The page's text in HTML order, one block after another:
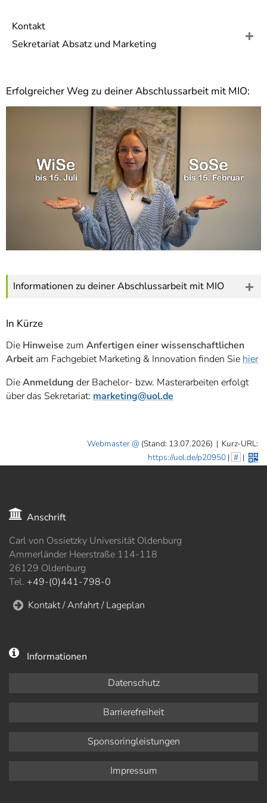
Kontakt
Sekretariat Absatz und Marketing
Erfolgreicher Weg zu deiner Abschlussarbeit mit MIO:
Informationen zu deiner Abschlussarbeit mit MIO
In Kürze
Die Hinweise zum Anfertigen einer wissenschaftlichen
Arbeit am Fachgebiet Marketing & Innovation finden Sie hier
DieAnmeldung der Bachelor- bzw. Masterarbeiten erfolgt
über das Sekretariat: marketing@uol.de
Webmaster (Stand: 13.07.2026) | Kurz-URL:
https://uol.de/p20950| # |
Anschrift
Carl von Ossietzky Universität Oldenburg
Ammerländer Heerstraße 114-118
26129 Oldenburg
Tel. +49-(0)441-798-0
Kontakt / Anfahrt / Lageplan
Informationen
Datenschutz
Barrierefreiheit
Sponsoringleistungen
Impressum